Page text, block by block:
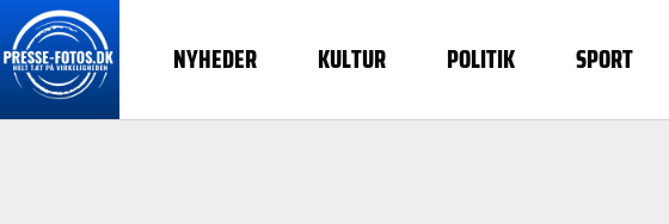
NYHEDER KULTUR POLITIK SPORT